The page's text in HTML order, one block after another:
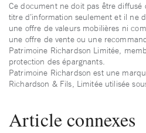
Ce document ne doit pas être
titre d’information seulement et il ne
une offre de valeurs mobilières ni
une offre de vente ou une
Patrimoine Richardson Limitée,
protection des épargnants.
Patrimoine Richardson est une
Richardson & Fils, Limitée utilisée
Article connexes